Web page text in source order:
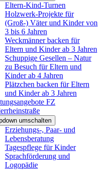
Eltern-Kind-Turnen
Holzwerk-Projekte für
(Groß-) Väter und Kinder von
3 bis 6 Jahren
Weckmänner backen für
Eltern und Kinder ab 3 Jahren
Schuppige Gesellen – Natur
zu Besuch für Eltern und
Kinder ab 4 Jahren
Plätzchen backen für Eltern
und Kinder ab 3 Jahren
FZ
umschalten
Erziehungs-, Paar- und
Lebensberatung
Tagespflege für Kinder
Sprachförderung und
Logopädie